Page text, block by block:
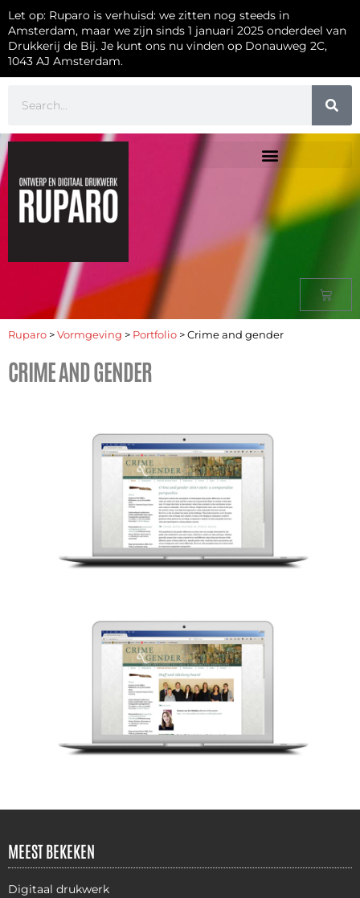
Let op: Ruparo is verhuisd: we zitten nog steeds in
Amsterdam, maar we zijn sinds 1 januari 2025 onderdeel van
Drukkerij de Bij. Je kunt ons nu vinden op Donauweg 2C,
1043 AJ Amsterdam.
Ruparo > Vormgeving > Portfolio > Crime and gender
CRIME AND GENDER
MEEST BEKEKEN
Digitaal drukwerk